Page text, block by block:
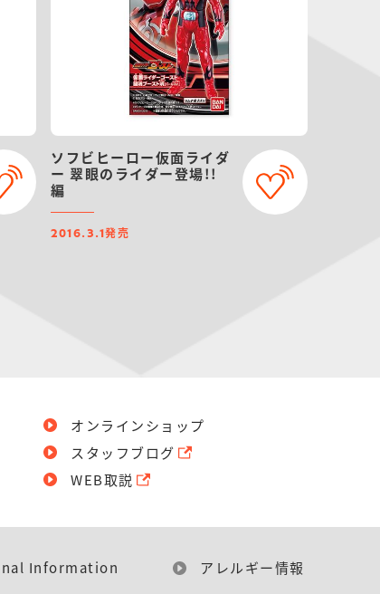
ソフビヒーロー仮面ライダ
ー 翠眼のライダー登場!!
編
2016.3.1発売
オンラインショップ
スタッフブログ
WEB取説
Information アレルギー情報